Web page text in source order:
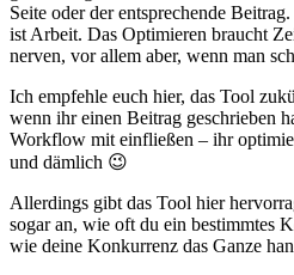
Seite oder der entsprechende
ist Arbeit. Das Optimieren braucht
nerven, vor allem aber, wenn man
Ich empfehle euch hier, das Tool
wenn ihr einen Beitrag geschrieben
Workflow mit einfließen – ihr
und dämlich 😉
Allerdings gibt das Tool hier
sogar an, wie oft du ein bestimmtes
wie deine Konkurrenz das Ganze